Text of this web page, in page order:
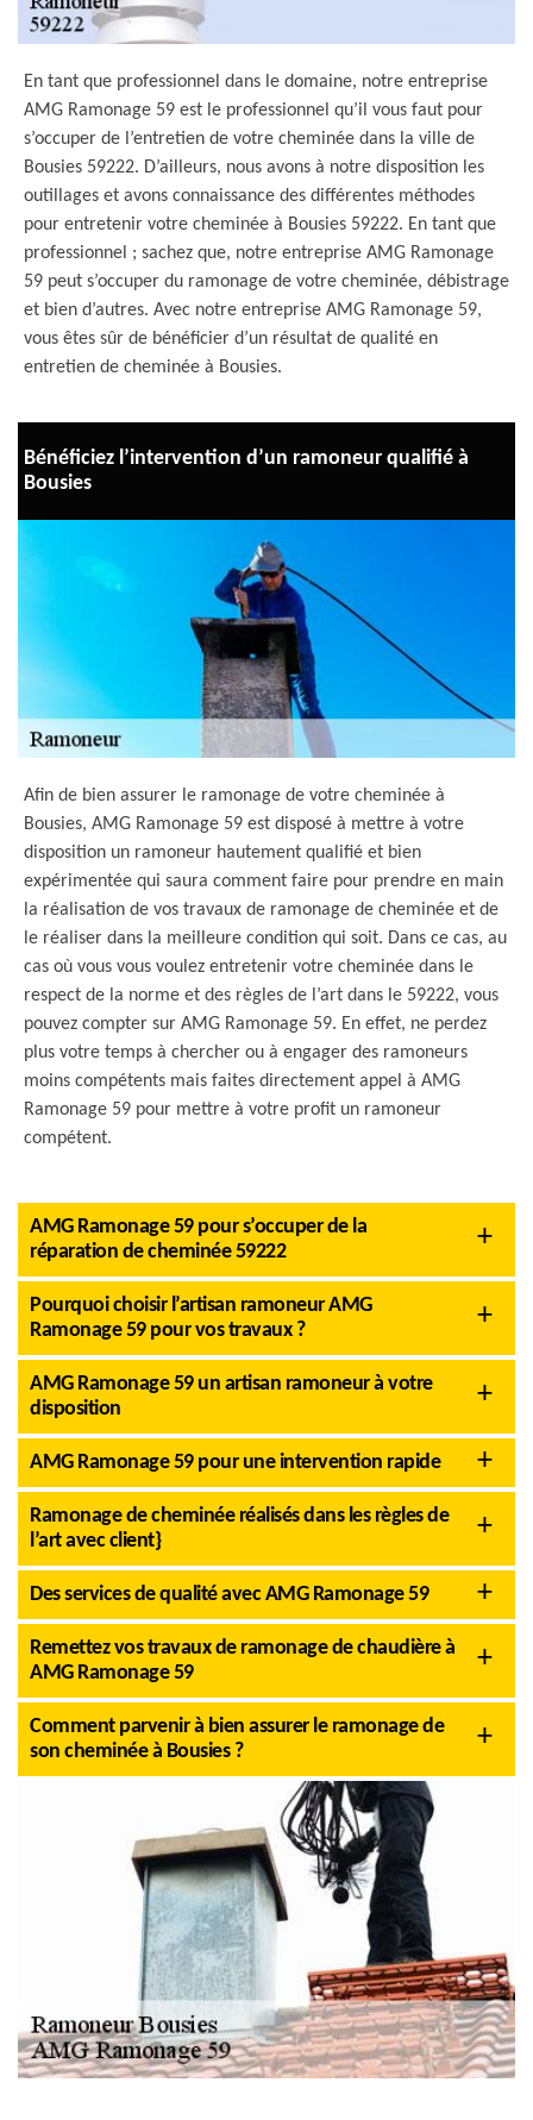
En tant que professionnel dans le domaine, notre entreprise
AMG Ramonage 59 est le professionnel qu’il vous faut pour
s’occuper de l’entretien de votre cheminée dans la ville de
Bousies 59222. D’ailleurs, nous avons à notre disposition les
outillages et avons connaissance des différentes méthodes
pour entretenir votre cheminée à Bousies 59222. En tant que
professionnel ; sachez que, notre entreprise AMG Ramonage
59 peut s’occuper du ramonage de votre cheminée, débistrage
et bien d’autres. Avec notre entreprise AMG Ramonage 59,
vous êtes sûr de bénéficier d’un résultat de qualité en
entretien de cheminée à Bousies.
Bénéficiez l’intervention d’un ramoneur qualifié à
Bousies
Afin de bien assurer le ramonage de votre cheminée à
Bousies, AMG Ramonage 59 est disposé à mettre à votre
disposition un ramoneur hautement qualifié et bien
expérimentée qui saura comment faire pour prendre en main
la réalisation de vos travaux de ramonage de cheminée et de
le réaliser dans la meilleure condition qui soit. Dans ce cas, au
cas où vous vous voulez entretenir votre cheminée dans le
respect de la norme et des règles de l’art dans le 59222, vous
pouvez compter sur AMG Ramonage 59. En effet, ne perdez
plus votre temps à chercher ou à engager des ramoneurs
moins compétents mais faites directement appel à AMG
Ramonage 59 pour mettre à votre profit un ramoneur
compétent.
AMG Ramonage 59 pour s’occuper de la
réparation de cheminée 59222
Pourquoi choisir l’artisan ramoneur AMG
Ramonage 59 pour vos travaux ?
AMG Ramonage 59 un artisan ramoneur à votre
disposition
AMG Ramonage 59 pour une intervention rapide
Ramonage de cheminée réalisés dans les règles de
l’art avec client}
Des services de qualité avec AMG Ramonage 59
Remettez vos travaux de ramonage de chaudière à
AMG Ramonage 59
Comment parvenir à bien assurer le ramonage de
son cheminée à Bousies ?